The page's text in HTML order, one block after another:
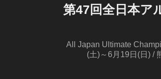
第47回全日本ア
All Japan Ultimate
(土)～6月19日(日) /